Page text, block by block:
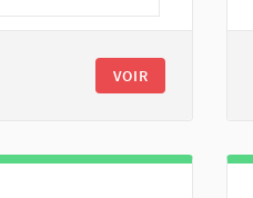
VOIR